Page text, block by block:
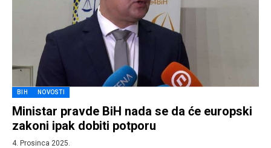
BIH NOVOSTI
Ministar pravde BiH nada se da će europski
zakoni ipak dobiti potporu
4. Prosinca 2025.